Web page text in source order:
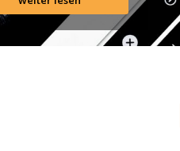
http://elim.wien
elimwien/